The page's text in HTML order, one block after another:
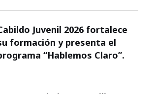
Juvenil 2026 fortalece
formación y presenta el
“Hablemos Claro”.